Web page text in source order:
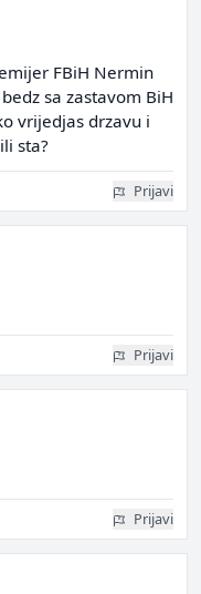
FBiH Nermin
sa zastavom BiH
vrijedjas drzavu i
sta?
Prijavi
Prijavi
Prijavi